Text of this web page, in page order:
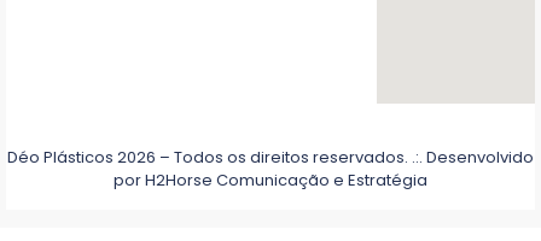
Déo Plásticos 2026 – Todos os direitos reservados. .:. Desenvolvido
porH2Horse Comunicação e Estratégia